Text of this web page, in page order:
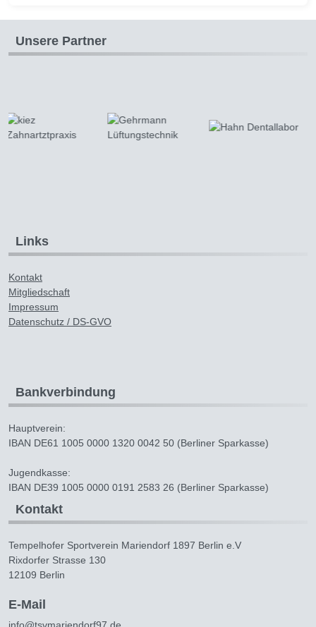
Unsere Partner
Links
Kontakt
Mitgliedschaft
Impressum
Datenschutz / DS-GVO
Bankverbindung
Hauptverein:
IBAN DE61 1005 0000 1320 0042 50 (Berliner Sparkasse)
Jugendkasse:
IBAN DE39 1005 0000 0191 2583 26 (Berliner Sparkasse)
Kontakt
Tempelhofer Sportverein Mariendorf 1897 Berlin e.V
Rixdorfer Strasse 130
12109 Berlin
E-Mail